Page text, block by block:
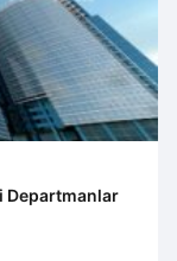
Departmanlar